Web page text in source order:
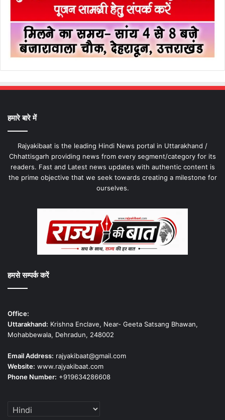
हमारे बारे में
Rajyakibaat is the leading Hindi News portal in Uttarakhand /
Chhattisgarh providing news from every segment/category for its
readers. Fast and Latest news updates with authentic content is
the prime objective that we seek towards creating a milestone for
ourselves.
हमसे सम्पर्क करें
Office:
Uttarakhand: Krishna Enclave, Near- Geeta Satsang Bhawan,
Mohabbewala, Dehradun, 248002
Email Address: rajyakibaat@gmail.com
Website: www.rajyakibaat.com
Phone Number: +919634286608